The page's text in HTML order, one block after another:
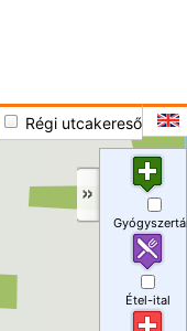
Régi utcakereső
Étel-ital